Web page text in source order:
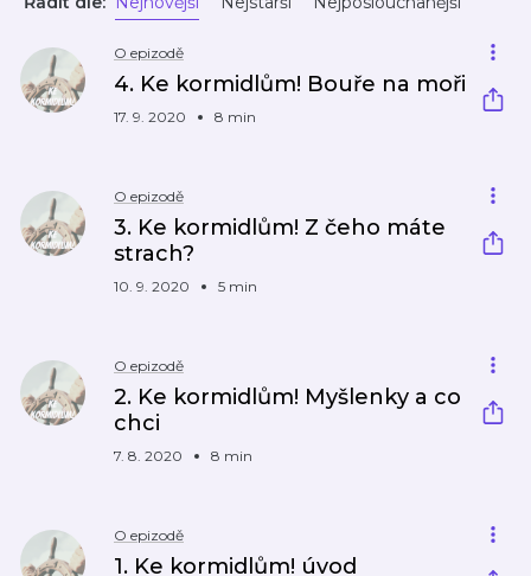
O epizodě
4. Ke kormidlům! Bouře na moři
17. 9. 2020 8 min
O epizodě
3. Ke kormidlům! Z čeho máte
strach?
10. 9. 2020 5 min
O epizodě
2. Ke kormidlům! Myšlenky a co
chci
7. 8. 2020 8 min
O epizodě
1. Ke kormidlům! úvod